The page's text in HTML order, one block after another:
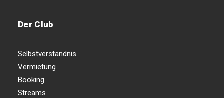
Der Club
Selbstverständnis
Vermietung
Booking
Streams